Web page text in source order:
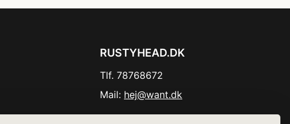
RUSTYHEAD.DK
Tlf. 78768672
Mail: hej@want.dk